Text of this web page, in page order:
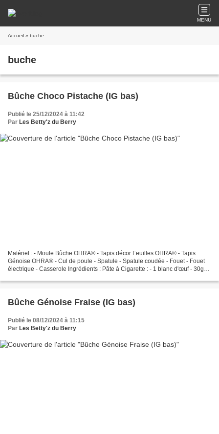
MENU
Accueil » buche
buche
Bûche Choco Pistache (IG bas)
Publié le 25/12/2024 à 11:42
Par Les Betty'z du Berry
Matériel : - Moule Bûche OHRA® - Tapis décor Feuilles OHRA® - Tapis
Génoise OHRA® - Cul de poule - Spatule - Spatule coudée - Fouet - Fouet
électrique - Casserole Ingrédients : Pâte à Cigarette : - 1 blanc d'œuf - 30gr
Bûche Génoise Fraise (IG bas)
Publié le 08/12/2024 à 11:15
Par Les Betty'z du Berry